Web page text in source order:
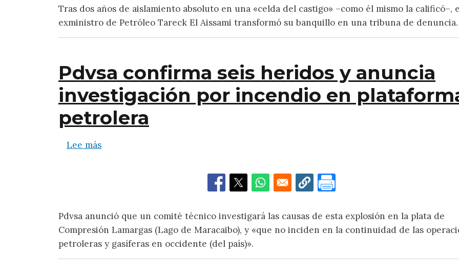
Tras dos años de aislamiento absoluto en una «celda del castigo» –como él mismo la calificó–,
exministro de Petróleo Tareck El Aissami transformó su banquillo en una tribuna de denuncia.
Pdvsa confirma seis heridos y anuncia
investigación por incendio en
petrolera
Lee mássobre Pdvsa confirma seis heridos y anuncia investigación por incendio en
Pdvsa anunció que un comité técnico investigará las causas de esta explosión en la plata de
Compresión Lamargas (Lago de Maracaibo), y «que no inciden en la continuidad de las
petroleras y gasíferas en occidente (del país)».